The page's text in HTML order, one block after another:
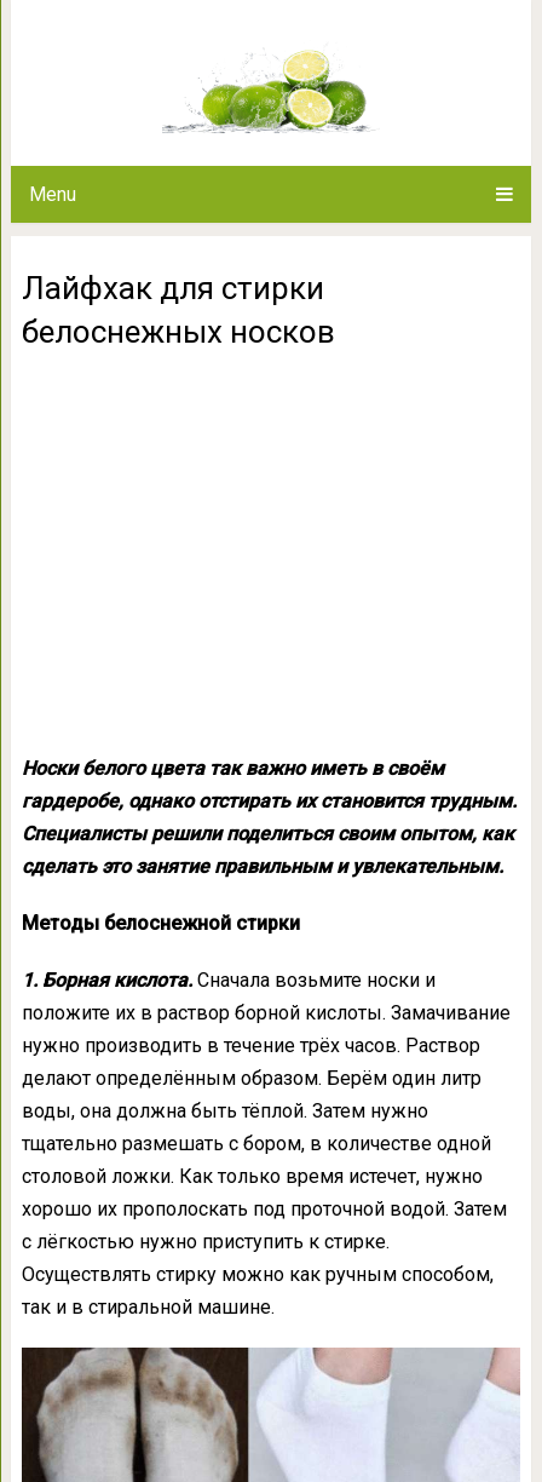
Menu
Лайфхак для стирки
белоснежных носков
Носки белого цвета так важно иметь в своём
гардеробе, однако отстирать их становится трудным.
Специалисты решили поделиться своим опытом, как
сделать это занятие правильным и увлекательным.
Методы белоснежной стирки
1. Борная кислота.Сначала возьмите носки и
положите их в раствор борной кислоты. Замачивание
нужно производить в течение трёх часов. Раствор
делают определённым образом. Берём один литр
воды, она должна быть тёплой. Затем нужно
тщательно размешать с бором, в количестве одной
столовой ложки. Как только время истечет, нужно
хорошо их прополоскать под проточной водой. Затем
с лёгкостью нужно приступить к стирке.
Осуществлять стирку можно как ручным способом,
так и в стиральной машине.